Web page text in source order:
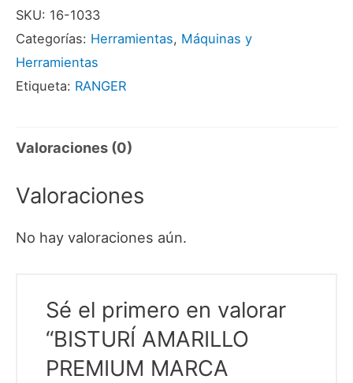
RANGER
cantidad
SKU: 16-1033
Categorías: Herramientas, Máquinas y
Herramientas
Etiqueta: RANGER
Valoraciones (0)
Valoraciones
No hay valoraciones aún.
Sé el primero en valorar
“BISTURÍ AMARILLO
PREMIUM MARCA